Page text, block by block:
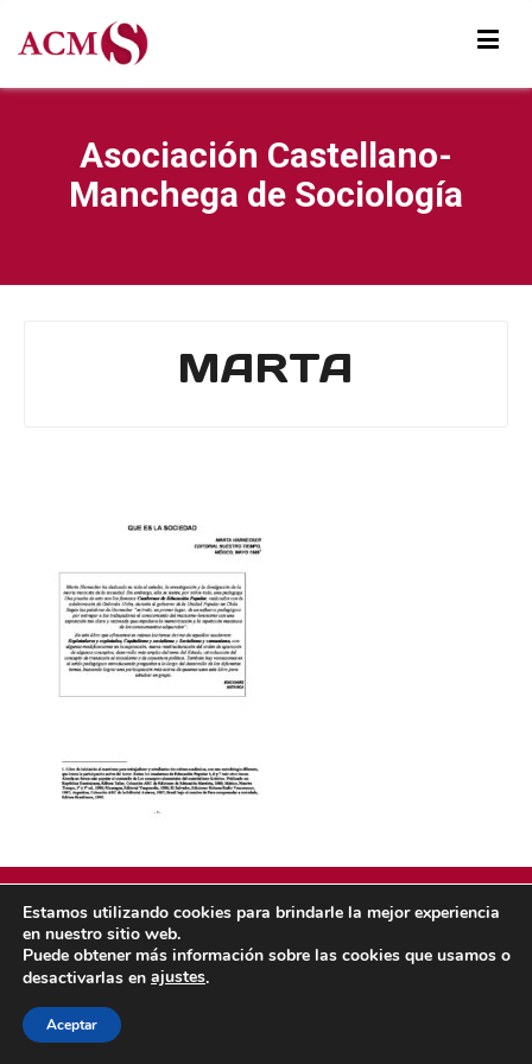
Asociación Castellano-
Manchega de Sociología
MARTA
POLÍTICA DE COOKIES POLÍTICA DE PRIVACIDAD
Estamos utilizando cookies para brindarle la mejor experiencia
en nuestro sitio web.
Puede obtener más información sobre las cookies que usamos o
desactivarlas en ajustes.
Aceptar